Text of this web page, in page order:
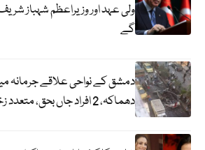
ولی عہد اور وزیراعظم شہباز
گے
دمشق کے نواحی علاقے جرمانہ
دھماکہ، 2 افراد جاں بحق، متعدد زخمی